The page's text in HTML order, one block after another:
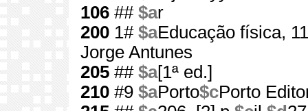
106 ## $ar
200 1# $aEducação física,
Jorge Antunes
205 ## $a[1ª ed.]
210 #9 $aPorto$cPorto